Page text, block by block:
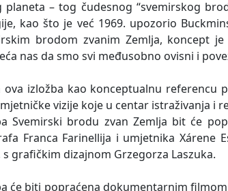
planeta – tog čudesnog “svemirskog
kao što je već 1969. upozorio
brodom zvanim Zemlja, koncept
nas da smo svi međusobno ovisni i
ova izložba kao konceptualnu referencu
vizije koje u centar istraživanja i
Svemirski brodu zvan Zemlja bit će
Franca Farinellija i umjetnika Xárene
s grafičkim dizajnom Grzegorza Laszuka.
će biti popraćena dokumentarnim